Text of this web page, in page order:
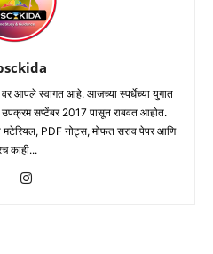
आपले स्वागत आहे. आजच्या स्पर्धेच्या युगात
उपक्रम सप्टेंबर 2017 पासून राबवत आहोत.
मटेरियल, PDF नोट्स, मोफत सराव पेपर आणि
काही...